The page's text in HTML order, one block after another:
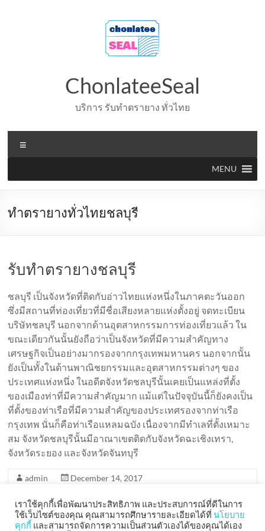
ChonlateeSeal
บริการ รับทำตรายาง ทั่วไทย
MENU
ทำตรายางทั่วไทยชลบุรี
รับทำตรายางชลบุรี
ชลบุรี เป็นจังหวัดที่ติดกับอ่าวไทยแห่งหนึ่งในภาคตะวันออก
ซึ่งมีสถานที่ท่องเที่ยวที่มีชื่อเสียงหลายแห่งตั้งอยู่ จดทะเบียน
บริษัทชลบุรี นอกจากด้านอุตสาหกรรมการท่องเที่ยวแล้ว ใน
ขณะเดียวกันนั้นยังถือว่าเป็นจังหวัดที่มีความสำคัญทาง
เศรษฐกิจเป็นอย่างมากรองจากกรุงเทพมหานคร นอกจากนั้น
ยังเป็นทั้งในด้านพาณิชยกรรมและอุตสาหกรรมต่างๆ ของ
ประเทศแห่งหนึ่ง ในอดีตจังหวัดชลบุรีนั้นเคยเป็นแหล่งที่ตั้ง
ของเมืองท่าที่มีความสำคัญมาก แม้แต่ในปัจจุบันนี้ก็ยังคงเป็น
ที่ตั้งของท่าเรือที่มีความสำคัญของประเทศรองจากท่าเรือ
กรุงเทพ นั่นก็คือท่าเรือแหลมฉบัง เนื่องจากมีทำเลที่ตั้งเหมาะ
สม จังหวัดชลบุรีนั้นมีอาณาเขตติดกับจังหวัดฉะเชิงเทรา,
จังหวัดระยอง และจังหวัดจันทบุรี
admin
December 14, 2017
รับทำตรายาง
เราใช้คุกกี้เพื่อพัฒนาประสิทธิภาพ และประสบการณ์ที่ดีในการ
ใช้เว็บไซต์ของคุณ คุณสามารถศึกษารายละเอียดได้ที่ นโยบาย
คุกกี้ และสามารถจัดการความเป็นส่วนตัวเองได้ของคุณได้เอง